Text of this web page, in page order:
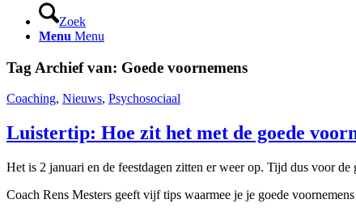
Zoek
Menu Menu
Tag Archief van: Goede voornemens
Coaching, Nieuws, Psychosociaal
Luistertip: Hoe zit het met de goede
Het is 2 januari en de feestdagen zitten er weer op. Tijd dus voor
Coach Rens Mesters geeft vijf tips waarmee je je goede